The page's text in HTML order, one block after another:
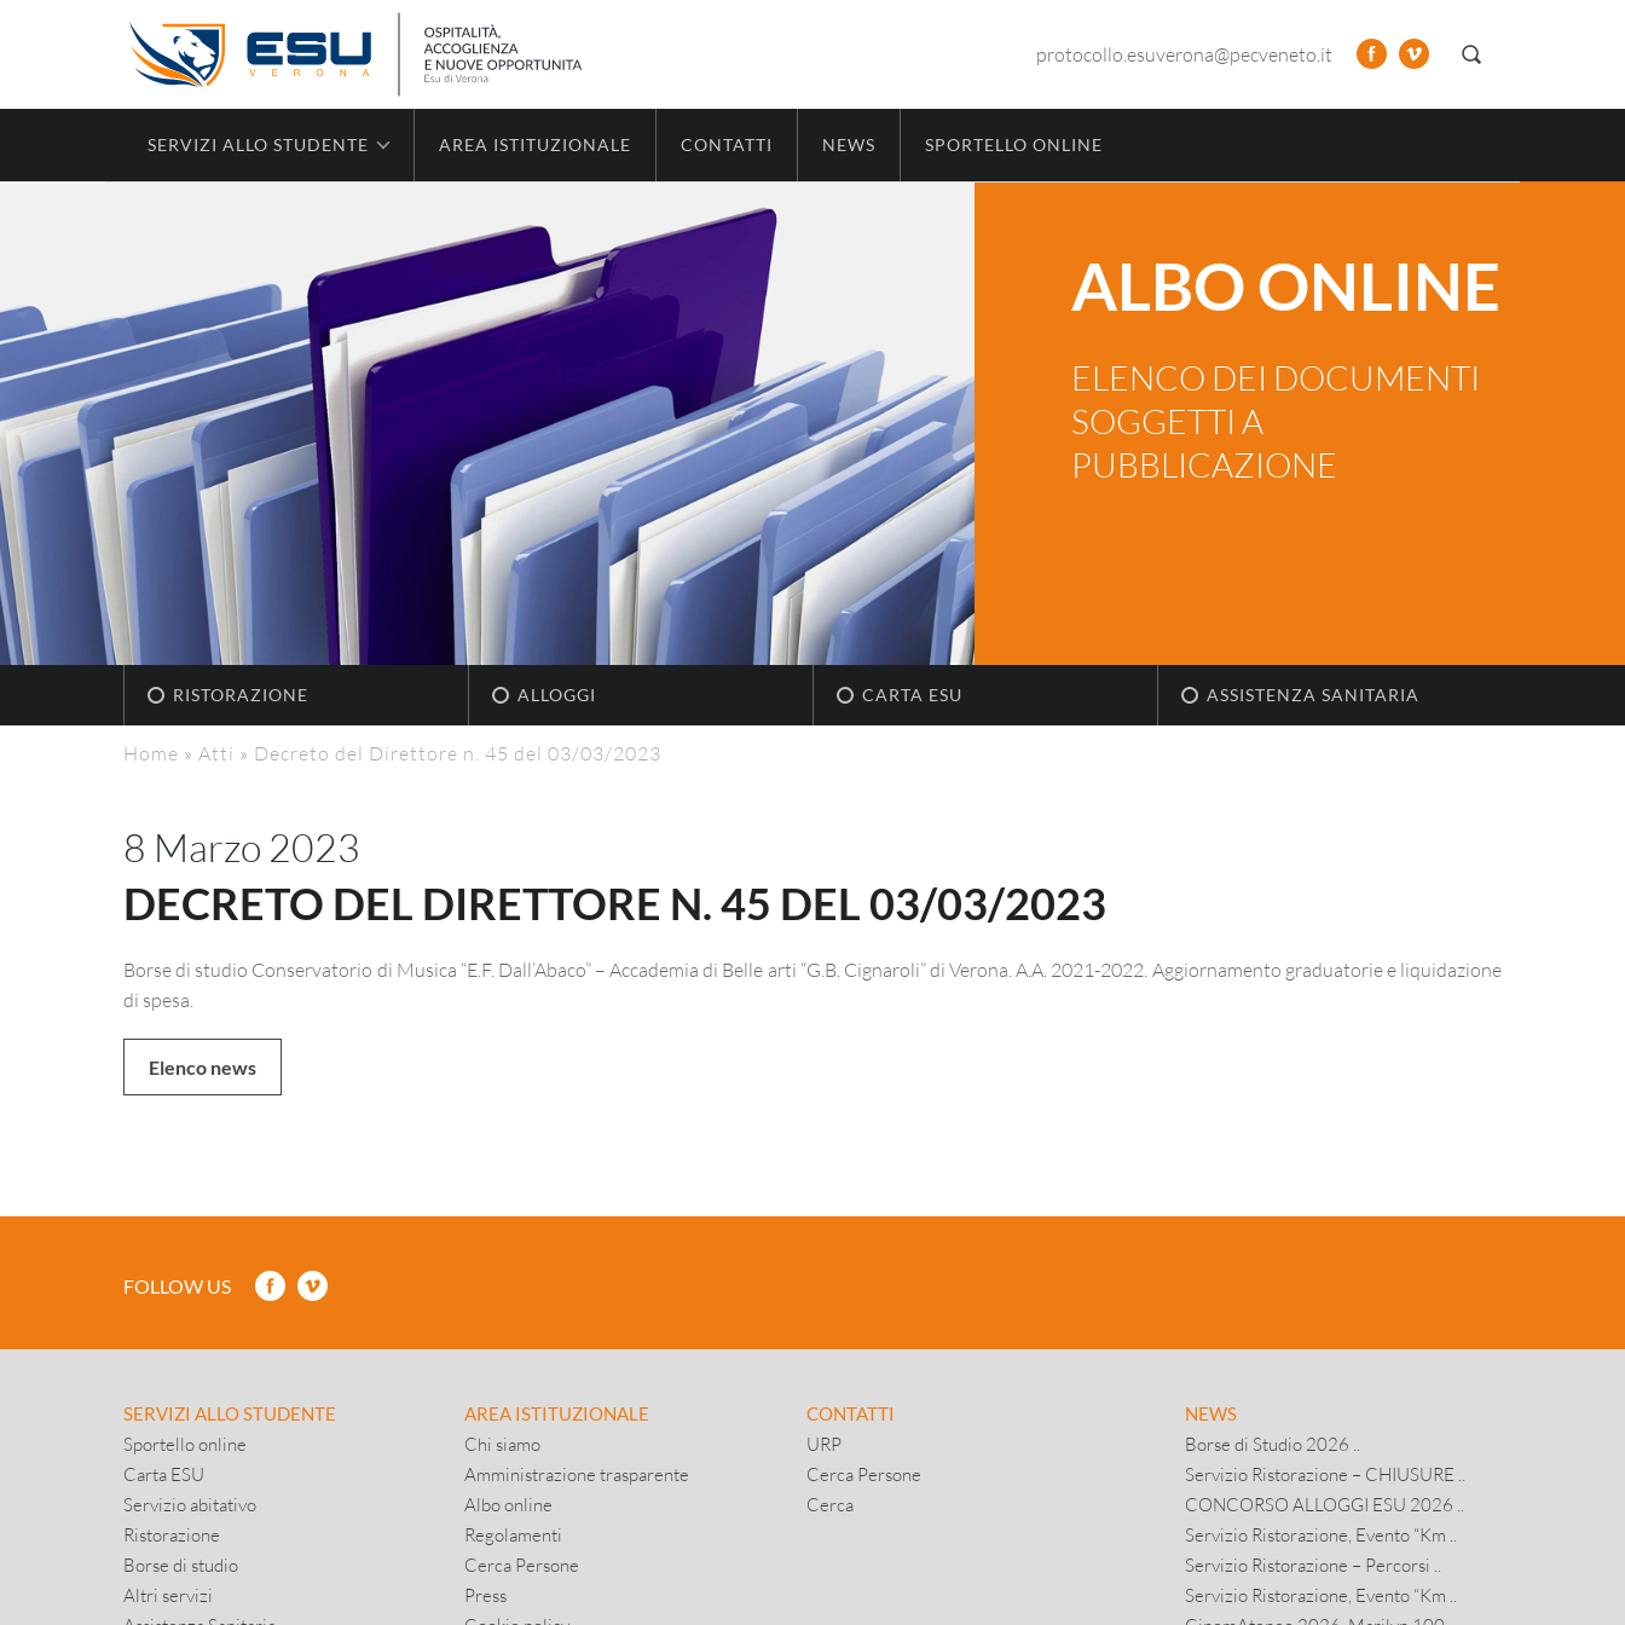
protocollo.esuverona@pecveneto.it
SERVIZI ALLO STUDENTE AREA ISTITUZIONALE CONTATTI NEWS SPORTELLO ONLINE
ALBO ONLINE
ELENCO DEI DOCUMENTI
SOGGETTI A
PUBBLICAZIONE
RISTORAZIONE ALLOGGI CARTA ESU ASSISTENZA SANITARIA
Home » Atti » Decreto del Direttore n. 45 del 03/03/2023
8 Marzo 2023
DECRETO DEL DIRETTORE N. 45 DEL 03/03/2023
Borse di studio Conservatorio di Musica “E.F. Dall’Abaco” – Accademia di Belle arti “G.B. Cignaroli” di Verona. A.A. 2021-2022. Aggiornamento graduatorie e liquidazione
di spesa.
Elenco news
FOLLOW US
SERVIZI ALLO STUDENTE
Sportello online
Carta ESU
Servizio abitativo
Ristorazione
Borse di studio
Altri servizi
AREA ISTITUZIONALE
Chi siamo
Amministrazione trasparente
Albo online
Regolamenti
Cerca Persone
Press
CONTATTI
URP
Cerca Persone
Cerca
NEWS
Borse di Studio 2026 ..
Servizio Ristorazione – CHIUSURE ..
CONCORSO ALLOGGI ESU 2026 ..
Servizio Ristorazione, Evento “Km ..
Servizio Ristorazione – Percorsi ..
Servizio Ristorazione, Evento “Km ..